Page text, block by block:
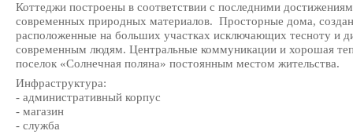
Коттеджи построены в соответствии с последними
современных природных материалов. Просторные дома,
расположенные на больших участках исключающих тесноту и
современным людям. Центральные коммуникации и хорошая
поселок «Солнечная поляна» постоянным местом жительства.
Инфраструктура:
- административный корпус
- магазин
- служба